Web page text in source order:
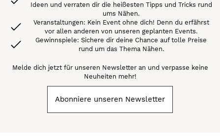
Ideen und verraten dir die heißesten Tipps und Tricks rund
ums Nähen.
Veranstaltungen: Kein Event ohne dich! Denn du erfährst
vor allen anderen von unseren geplanten Events.
Gewinnspiele: Sichere dir deine Chance auf tolle Preise
rund um das Thema Nähen.
Melde dich jetzt für unseren Newsletter an und verpasse keine
Neuheiten mehr!
Abonniere unseren Newsletter